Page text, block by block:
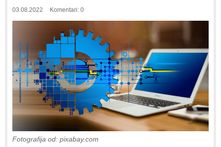
03.08.2022 Komentari: 0
Fotografija od: pixabay.com